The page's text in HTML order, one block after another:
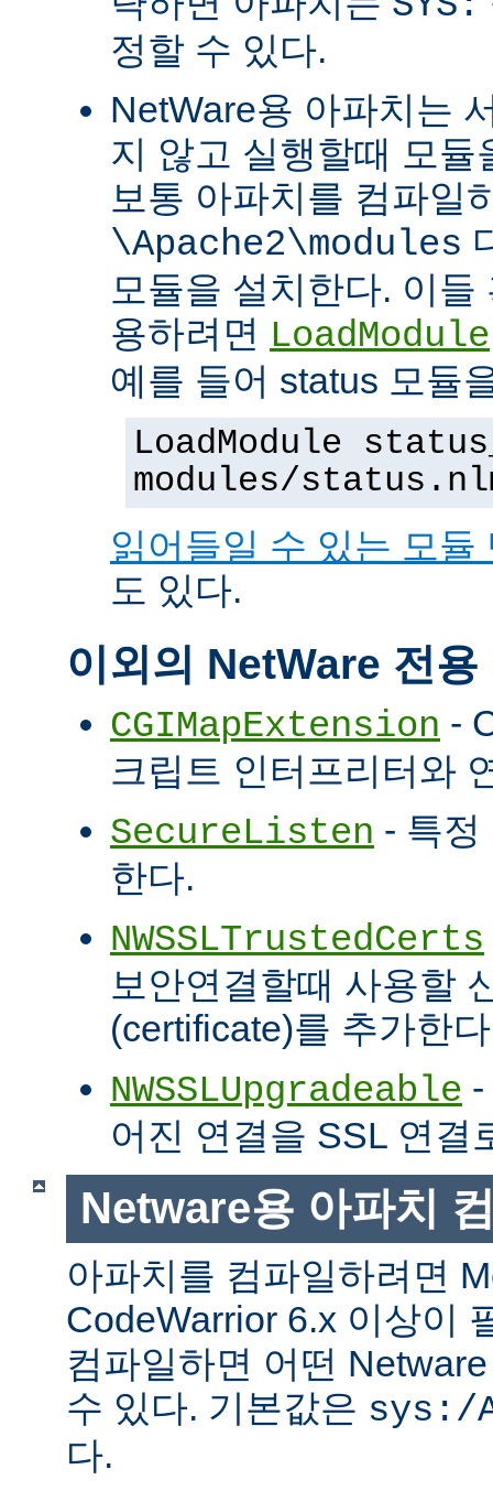
정할 수 있다.
NetWare용 아파치는
지 않고 실행할때 모듈
보통 아파치를 컴파일
\Apache2\modules
모듈을 설치한다. 이
용하려면 LoadModule
예를 들어 status 모듈
LoadModule
modules/
읽어들일 수 있는 모듈
도 있다.
이외의 NetWare 전
CGIMapExtension -
크립트 인터프리터와
SecureListen - 특정
한다.
NWSSLTrustedCerts
보안연결할때 사용할
(certificate)를 추가한
NWSSLUpgradeable
어진 연결을 SSL 연결
Netware용 아파치
아파치를 컴파일하려면
CodeWarrior 6.x 이상이
컴파일하면 어떤
수 있다. 기본값은 sys:/
다.